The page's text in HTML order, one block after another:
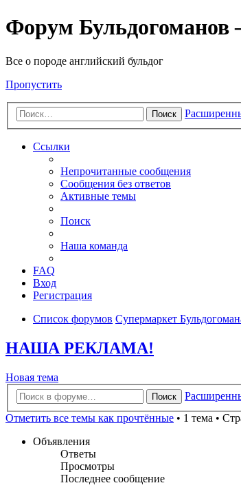
Форум Бульдогоманов
Все о породе английский бульдог
Пропустить
Поиск
Ссылки
Непрочитанные сообщения
Сообщения без ответов
Активные темы
Поиск
Наша команда
FAQ
Вход
Регистрация
Список форумов Супермаркет
НАША РЕКЛАМА!
Новая тема
Поиск
Отметить все темы как прочтённые • 1 тема •
Объявления
Ответы
Просмотры
Последнее сообщение